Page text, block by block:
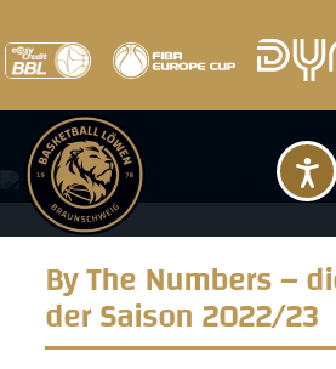
By The Numbers –
der Saison 2022/23